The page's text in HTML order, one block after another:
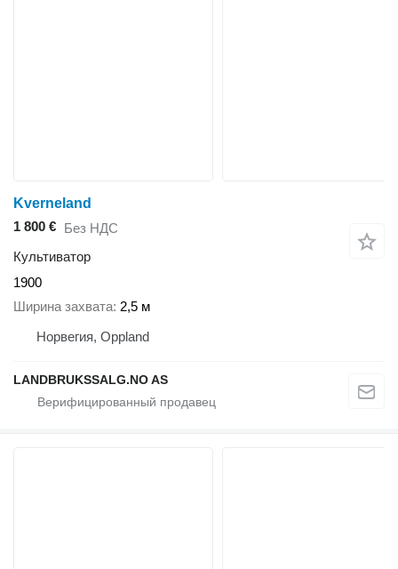
Kverneland
1 800 € Без НДС
Культиватор
1900
Ширина захвата 2,5 м
Норвегия, Oppland
LANDBRUKSSALG.NO AS